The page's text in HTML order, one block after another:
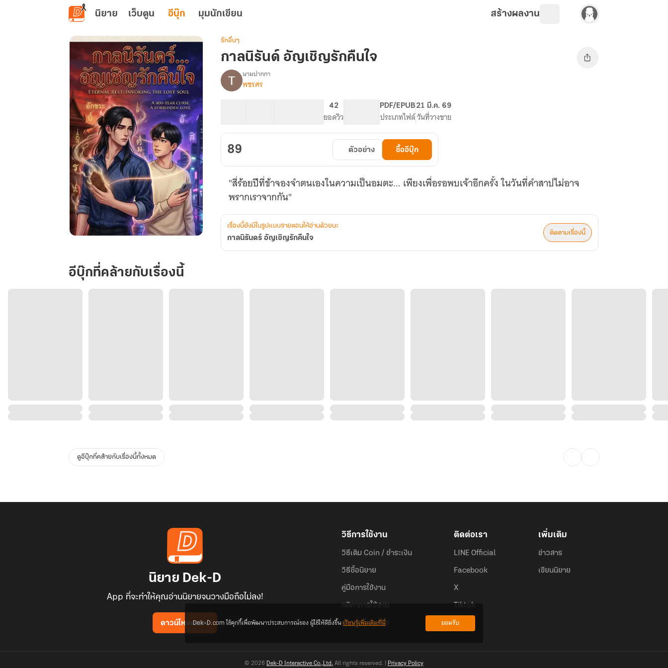
ข้ามไปยังเนื้อหาหลัก
นิยาย เว็บตูน อีบุ๊ก มุมนักเขียน สร้างผลงาน
รัน
ด์
อัญเชิญ
รักอื่นๆ
กาลนิรันด์ อัญเชิญรักคืนใจ
เรื่อง
กาล
อัญเชิญ
รัก
คืน
ใจ
นามปากกา
พชรศร
42
ยอดวิว
PDF/EPUB
ประเภทไฟล์
21 มี.ค. 69
วันที่วางขาย
89 ตัวอย่าง ซื้ออีบุ๊ก
"สี่ร้อยปีที่ข้าจองจำตนเองในความเป็นอมตะ... เพียงเพื่อรอพบเจ้าอีกครั้ง ในวันที่คำสาปไม่อาจ
พรากเราจากกัน"
เรื่องนี้ยังมีในรูปแบบรายตอนให้อ่านด้วยนะ
กาลนิรันดร์ อัญเชิญรักคืนใจ
ติดตามเรื่องนี้
อีบุ๊กที่คล้ายกับเรื่องนี้
ดูอีบุ๊กที่คล้ายกับเรื่องนี้ทั้งหมด
นิยาย Dek-D
App ที่จะทำให้คุณอ่านนิยายจนวางมือถือไม่ลง!
ดาวน์โหลดแอป
วิธีการใช้งาน
วิธีเติม Coin / ชำระเงิน
วิธีซื้อนิยาย
คู่มือการใช้งาน
กติกาการใช้งาน
คำถามที่พบบ่อย
ติดต่อเรา
LINE Official
Facebook
X
Tiktok
เพิ่มเติม
ข่าวสาร
เขียนนิยาย
© 2026 Dek-D Interactive Co.,Ltd. All rights reserved. | Privacy Policy
Dek-D.com ใช้คุกกี้เพื่อพัฒนาประสบการณ์ของ ผู้ใช้ให้ดียิ่งขึ้นเรียนรู้เพิ่มเติมที่นี่ ยอมรับ